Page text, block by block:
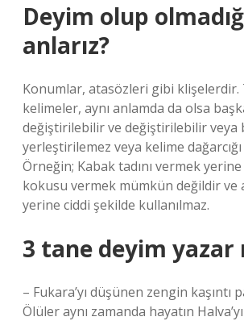
Deyim olup
anlarız?
Konumlar, atasözleri gibi klişelerdir.
kelimeler, aynı anlamda da olsa
değiştirilebilir ve değiştirilebilir veya
yerleştirilemez veya kelime
Örneğin; Kabak tadını vermek
kokusu vermek mümkün değildir ve
yerine ciddi şekilde kullanılmaz.
3 tane deyim yazar
– Fukara’yı düşünen zengin kaşıntı
Ölüler aynı zamanda hayatın